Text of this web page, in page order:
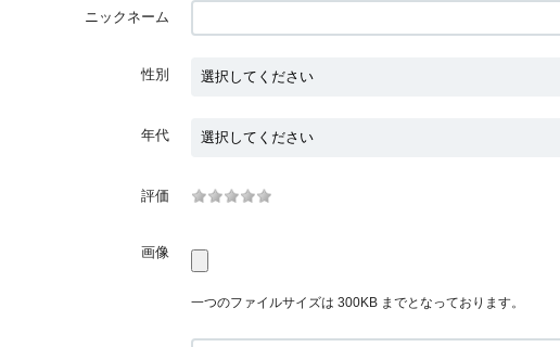
ニックネーム
性別
年代
評価
画像
一つのファイルサイズは 300KB までとなっております。